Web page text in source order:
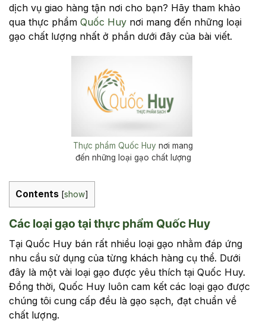
dịch vụ giao hàng tận nơi cho bạn? Hãy tham khảo
qua thực phẩm Quốc Huy nơi mang đến những loại
gạo chất lượng nhất ở phần dưới đây của bài viết.
Thực phẩm Quốc Huy nơi mang
đến những loại gạo chất lượng
Contents [show]
Các loại gạo tại thực phẩm Quốc Huy
Tại Quốc Huy bán rất nhiều loại gạo nhằm đáp ứng
nhu cầu sử dụng của từng khách hàng cụ thể. Dưới
đây là một vài loại gạo được yêu thích tại Quốc Huy.
Đồng thời, Quốc Huy luôn cam kết các loại gạo được
chúng tôi cung cấp đều là gạo sạch, đạt chuẩn về
chất lượng.